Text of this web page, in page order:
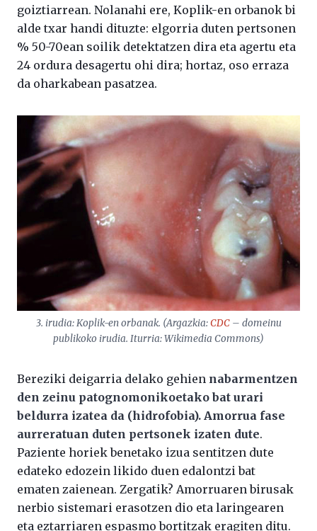
goiztiarrean. Nolanahi ere, Koplik-en orbanok bi
alde txar handi dituzte: elgorria duten pertsonen
% 50-70ean soilik detektatzen dira eta agertu eta
24 ordura desagertu ohi dira; hortaz, oso erraza
da oharkabean pasatzea.
3. irudia: Koplik-en orbanak. (Argazkia:CDC– domeinu
publikoko irudia. Iturria: Wikimedia Commons)
Bereziki deigarria delako gehien nabarmentzen
den zeinu patognomonikoetako bat urari
beldurra izatea da (hidrofobia). Amorrua fase
aurreratuan duten pertsonek izaten dute.
Paziente horiek benetako izua sentitzen dute
edateko edozein likido duen edalontzi bat
ematen zaienean. Zergatik? Amorruaren birusak
nerbio sistemari erasotzen dio eta laringearen
eta eztarriaren espasmo bortitzak eragiten ditu.